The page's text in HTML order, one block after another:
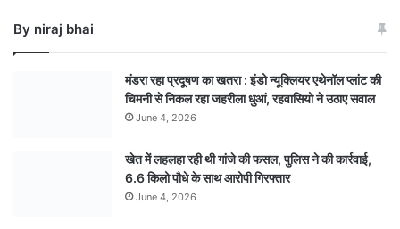
होगी
By niraj bhai
मंडरा रहा प्रदूषण का खतरा : इंडो न्यूक्लियर एथेनॉल प्लांट की
चिमनी से निकल रहा जहरीला धुआं, रहवासियो ने उठाए सवाल
June 4, 2026
खेत में लहलहा रही थी गांजे की फसल, पुलिस ने की कार्रवाई,
6.6 किलो पौधे के साथ आरोपी गिरफ्तार
June 4, 2026